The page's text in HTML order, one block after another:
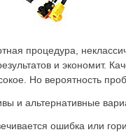
процедура,
и экономит.
Но вероятность
и альтернативные
ошибка или